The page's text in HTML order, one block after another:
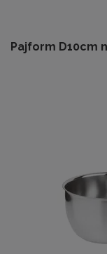
Pajform D10cm